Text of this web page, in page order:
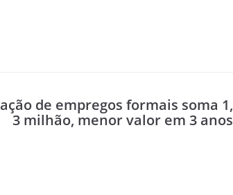
de empregos formais soma 1,
3 milhão, menor valor em 3 anos